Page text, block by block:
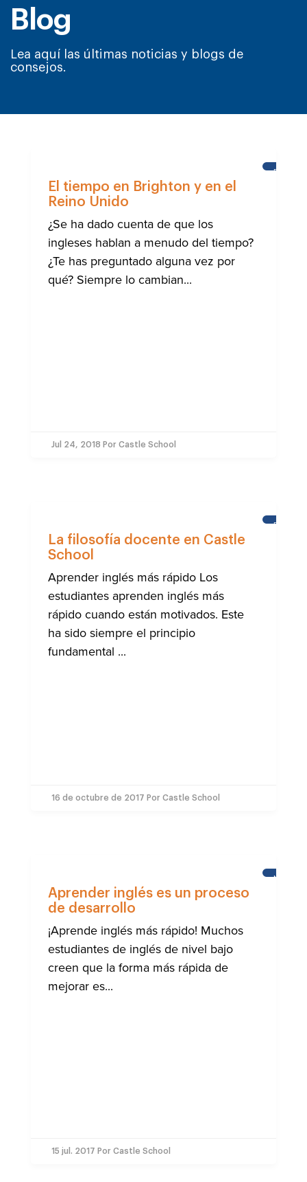
Blog
Lea aquí las últimas noticias y blogs de
consejos.
El tiempo en Brighton y en el
Reino Unido
¿Se ha dado cuenta de que los
ingleses hablan a menudo del tiempo?
¿Te has preguntado alguna vez por
qué? Siempre lo cambian...
Jul 24, 2018 Por Castle School
ESCUELA
La filosofía docente en Castle
School
Aprender inglés más rápido Los
estudiantes aprenden inglés más
rápido cuando están motivados. Este
ha sido siempre el principio
fundamental ...
16 de octubre de 2017 Por Castle School
Aprender inglés es un proceso
de desarrollo
¡Aprende inglés más rápido! Muchos
estudiantes de inglés de nivel bajo
creen que la forma más rápida de
mejorar es...
15 jul. 2017 Por Castle School